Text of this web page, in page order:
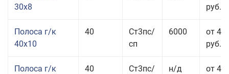
30x8
руб.
Полоса г/к
40x10
40
Ст3пс/
сп
6000
от 44
руб.
Полоса г/к
40
Ст3пс/
н/д
от 48